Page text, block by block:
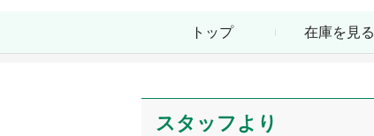
トップ 在庫を見る
スタッフより